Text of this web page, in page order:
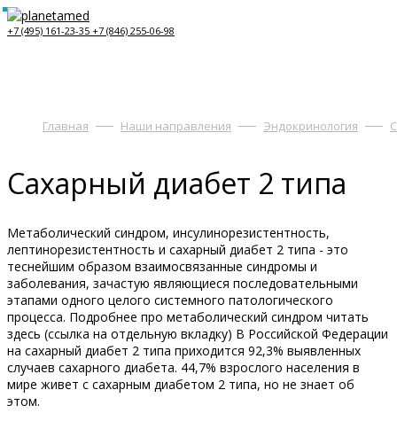
+7 (495) 161-23-35 +7 (846) 255-06-98
Главная Наши направления Эндокринология
Сахарный диабет 2 типа
Метаболический синдром, инсулинорезистентность,
лептинорезистентность и сахарный диабет 2 типа - это
теснейшим образом взаимосвязанные синдромы и
заболевания, зачастую являющиеся последовательными
этапами одного целого системного патологического
процесса. Подробнее про метаболический синдром читать
здесь (ссылка на отдельную вкладку) В Российской Федерации
на сахарный диабет 2 типа приходится 92,3% выявленных
случаев сахарного диабета. 44,7% взрослого населения в
мире живет с сахарным диабетом 2 типа, но не знает об
этом.